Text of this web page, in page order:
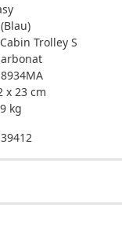
Trolley S
x 23 cm
kg